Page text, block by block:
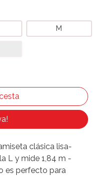
M
clásica lisa-
L y mide 1,84 m -
es perfecto para